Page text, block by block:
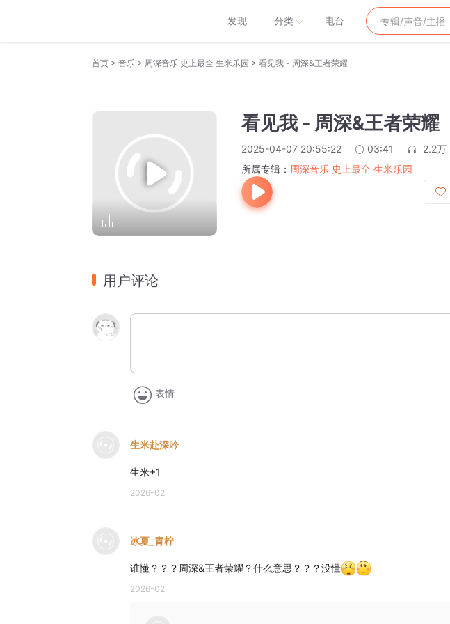
发现 分类 电台
首页 > 音乐 > 周深音乐 史上最全 生米乐园 > 看见我 - 周深&王者荣耀
看见我 - 周深&王者荣耀
2025-04-07 20:55:22 03:41
2.2万
所属专辑： 周深音乐 史上最全 生米乐园
用户评论
表情
生米赴深吟
生米+1
2026-02
冰夏_青柠
谁懂？？？周深&王者荣耀？什么意思？？？没懂
2026-02